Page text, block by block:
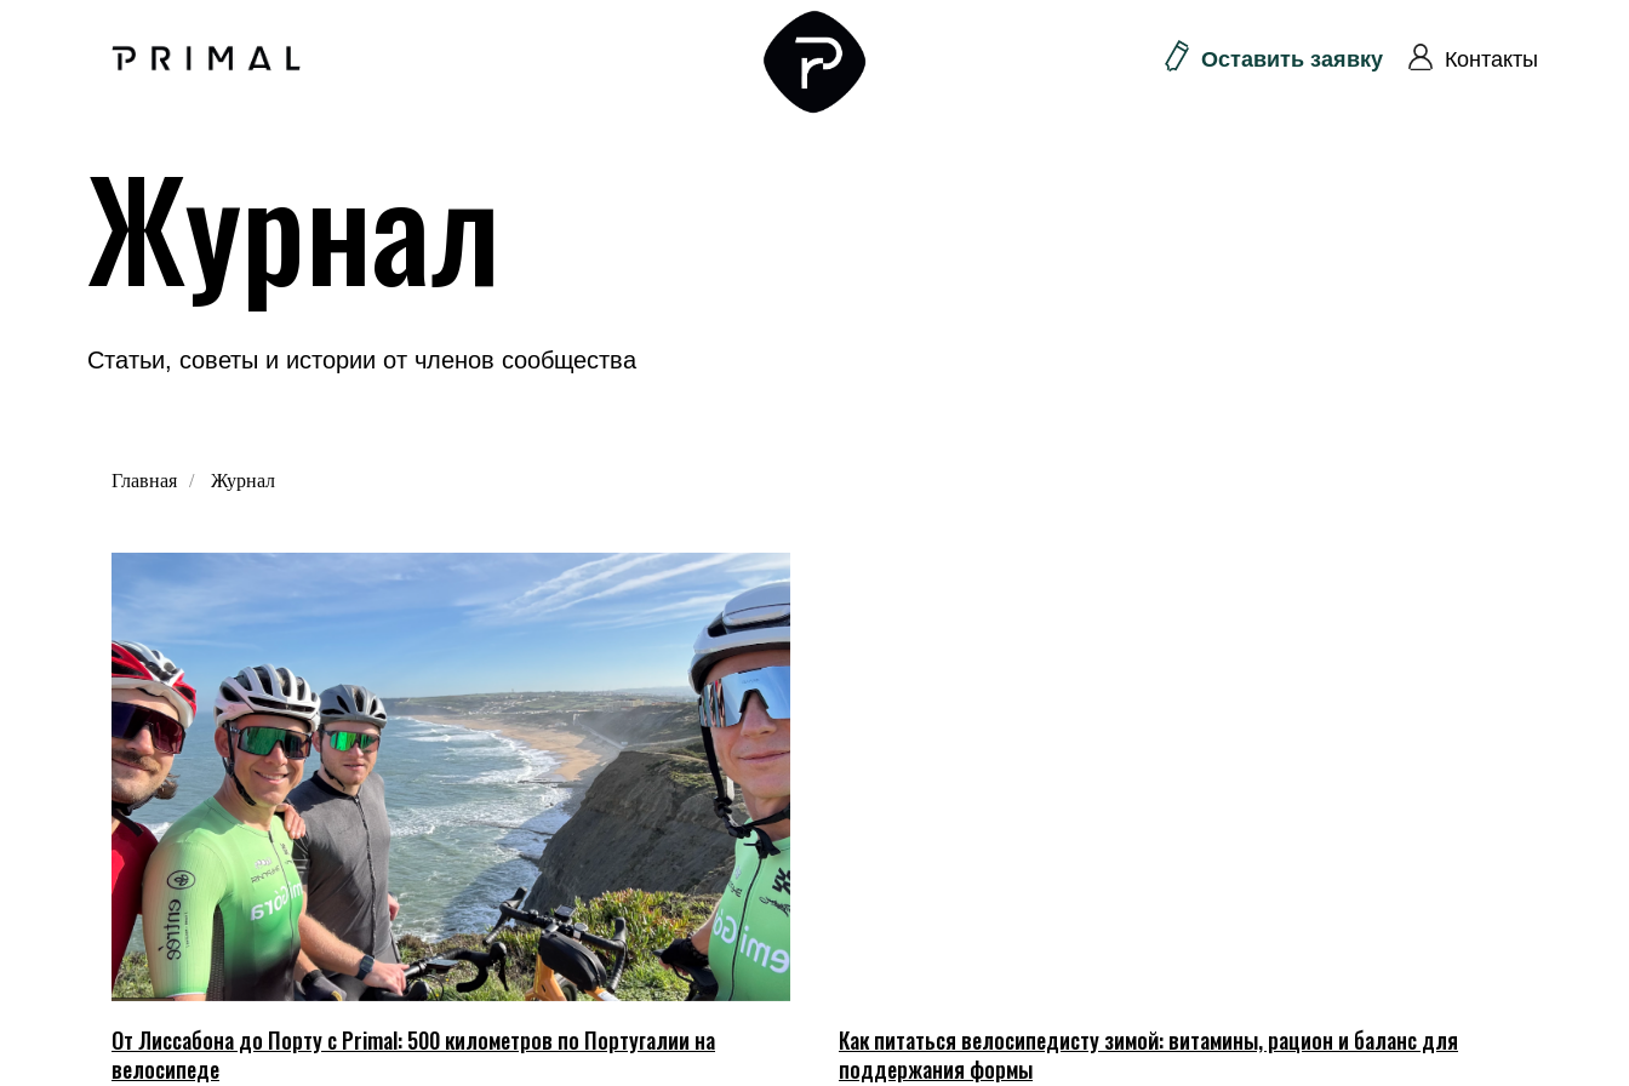
Сервис Прокат
Контакты
Оставить заявку
Журнал
Статьи, советы и истории от членов сообщества
Главная / Журнал
От Лиссабона до Порту с Primal: 500 километров по Португалии на
велосипеде
Как питаться велосипедисту зимой: витамины, рацион и баланс для
поддержания формы